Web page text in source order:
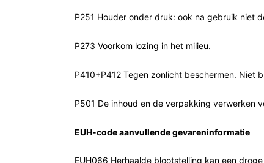
P251 Houder onder druk: ook na gebruik niet
P273 Voorkom lozing in het milieu.
P410+P412 Tegen zonlicht beschermen. Niet
P501 De inhoud en de verpakking verwerken
EUH-code aanvullende gevareninformatie
EUH066 Herhaalde blootstelling kan een